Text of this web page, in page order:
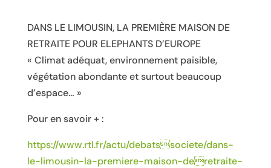
DANS LE LIMOUSIN, LA PREMIÈRE MAISON DE
RETRAITE POUR ELEPHANTS D’EUROPE
« Climat adéquat, environnement paisible,
végétation abondante et surtout beaucoup
d’espace… »
Pour en savoir + :
https://www.rtl.fr/actu/debatssociete/dans-
le-limousin-la-premiere-maison-deretraite-